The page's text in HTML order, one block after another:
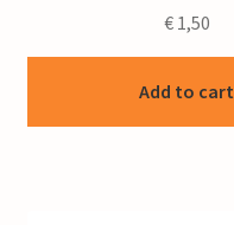
€1,50
Add to cart